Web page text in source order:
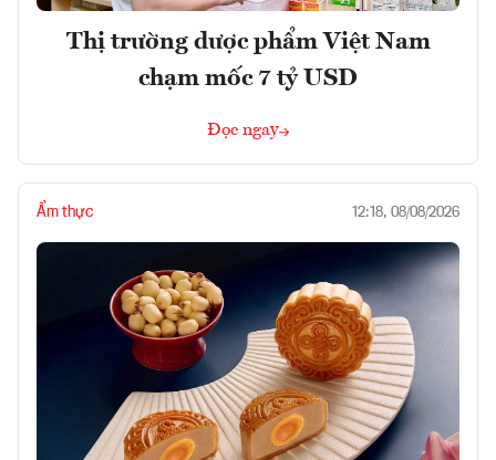
Thị trường dược phẩm Việt Nam
chạm mốc 7 tỷ USD
Đọc ngay
Ẩm thực 12:18, 08/08/2026